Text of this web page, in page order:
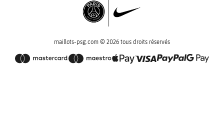
maillots-psg.com © 2026 tous droits réservés